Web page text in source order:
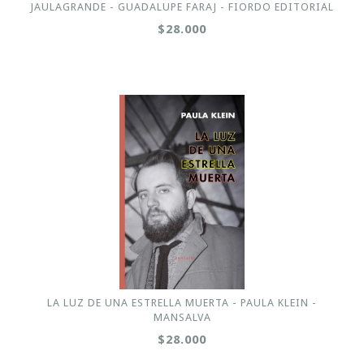
JAULAGRANDE - GUADALUPE FARAJ - FIORDO EDITORIAL
$28.000
LA LUZ DE UNA ESTRELLA MUERTA - PAULA KLEIN -
MANSALVA
$28.000